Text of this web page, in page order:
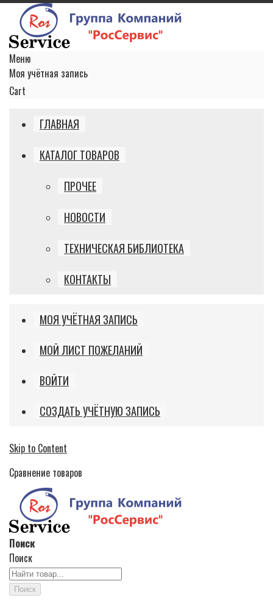
Меню
Моя учётная запись
Cart
ГЛАВНАЯ
КАТАЛОГ ТОВАРОВ
ПРОЧЕЕ
НОВОСТИ
ТЕХНИЧЕСКАЯ БИБЛИОТЕКА
КОНТАКТЫ
МОЯ УЧЁТНАЯ ЗАПИСЬ
МОЙ ЛИСТ ПОЖЕЛАНИЙ
ВОЙТИ
СОЗДАТЬ УЧЁТНУЮ ЗАПИСЬ
Skip to Content
Сравнение товаров
Поиск
Поиск
Поиск